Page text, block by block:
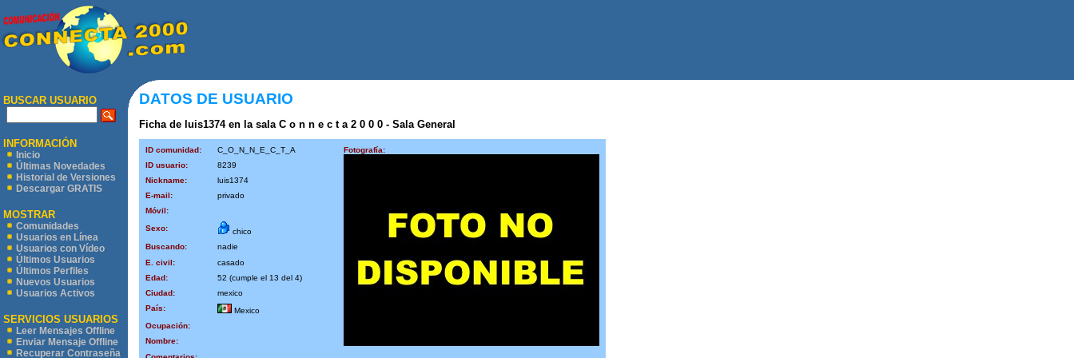
BUSCAR USUARIO
INFORMACIÓN
Inicio
Últimas Novedades
Historial de Versiones
Descargar GRATIS
MOSTRAR
Comunidades
Usuarios en Línea
Usuarios con Vídeo
Últimos Usuarios
Últimos Perfiles
Nuevos Usuarios
Usuarios Activos
SERVICIOS USUARIOS
Leer Mensajes Offline
Enviar Mensaje Offline
Recuperar Contraseña
DATOS DE USUARIO
Ficha de luis1374 en la sala C o n n e c t a 2 0 0 0 - Sala General
ID comunidad: C_O_N_N_E_C_T_A
Fotografía:
ID usuario:
8239
Nickname:
luis1374
E-mail:
privado
Móvil:
Sexo:
chico
Buscando:
nadie
E. civil:
casado
Edad:
52 (cumple el 13 del 4)
Ciudad:
mexico
País:
Mexico
Ocupación:
Nombre: